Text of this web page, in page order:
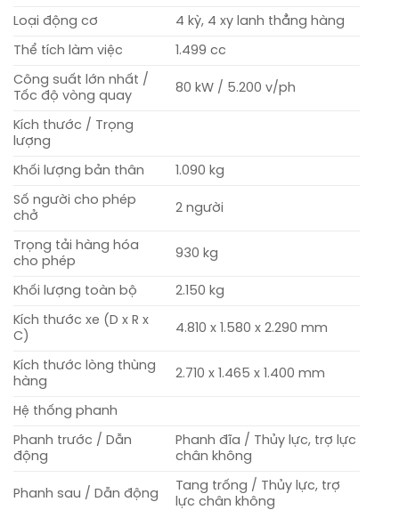
Loại động cơ 4 kỳ, 4 xy lanh thẳng hàng
Thể tích làm việc 1.499 cc
Công suất lớn nhất /
Tốc độ vòng quay
80 kW / 5.200 v/ph
Kích thước / Trọng
lượng
Khối lượng bản thân 1.090 kg
Số người cho phép
chở
2 người
Trọng tải hàng hóa
cho phép
930 kg
Khối lượng toàn bộ 2.150 kg
Kích thước xe (D x R x
C)
4.810 x 1.580 x 2.290 mm
Kích thước lòng thùng
hàng
2.710 x 1.465 x 1.400 mm
Hệ thống phanh
Phanh trước / Dẫn
động
Phanh đĩa / Thủy lực, trợ lực
chân không
Phanh sau / Dẫn động
Tang trống / Thủy lực, trợ
lực chân không